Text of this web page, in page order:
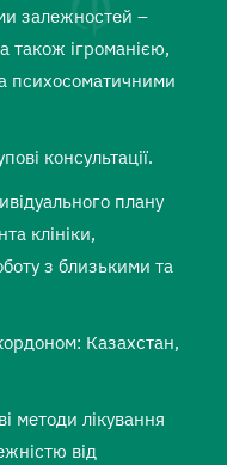
залежностей –
також ігроманією,
психосоматичними
консультації.
плану
клініки,
з близькими та
Казахстан,
методи лікування
від